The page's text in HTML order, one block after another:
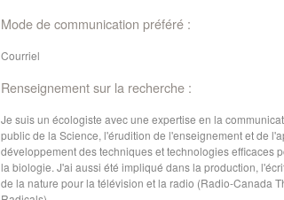
Mode de communication préféré :
Courriel
Renseignement sur la recherche :
Je suis un écologiste avec une expertise en la
public de la Science, l'érudition de l'enseignement et de
développement des techniques et technologies efficaces
la biologie. J'ai aussi été impliqué dans la production,
de la nature pour la télévision et la radio (Radio-Canada